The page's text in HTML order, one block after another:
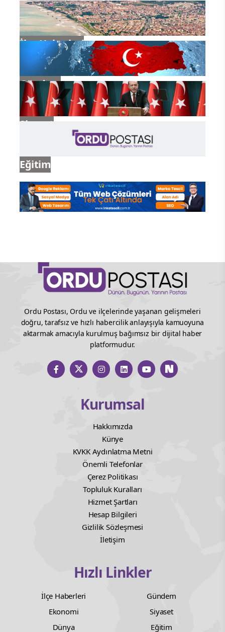
İlçe Haberleri
Gündem
Siyaset
Eğitim
Ordu Postası, Ordu ve ilçelerinde yaşanan gelişmeleri
doğru, tarafsız ve hızlı habercilik anlayışıyla kamuoyuna
aktarmak amacıyla kurulmuş bağımsız bir dijital haber
platformudur.
Kurumsal
Hakkımızda
Künye
KVKK Aydınlatma Metni
Önemli Telefonlar
Çerez Politikası
Topluluk Kuralları
Hizmet Şartları
Hesap Bilgileri
Gizlilik Sözleşmesi
İletişim
Hızlı Linkler
İlçe Haberleri
Gündem
Ekonomi
Siyaset
Dünya
Eğitim